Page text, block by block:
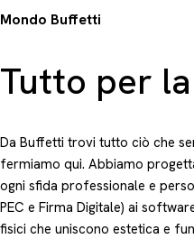
Mondo Buffetti
Tutto per
Da Buffetti trovi tutto ciò che
fermiamo qui. Abbiamo
ogni sfida professionale e
PEC e Firma Digitale) ai
fisici che uniscono estetica e